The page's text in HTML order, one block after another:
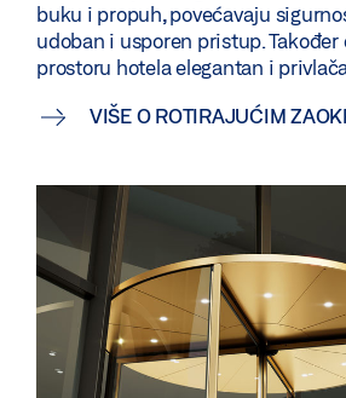
buku i propuh, povećavaju
udoban i usporen pristup.
prostoru hotela elegantan i
VIŠE O ROTIRAJUĆIM